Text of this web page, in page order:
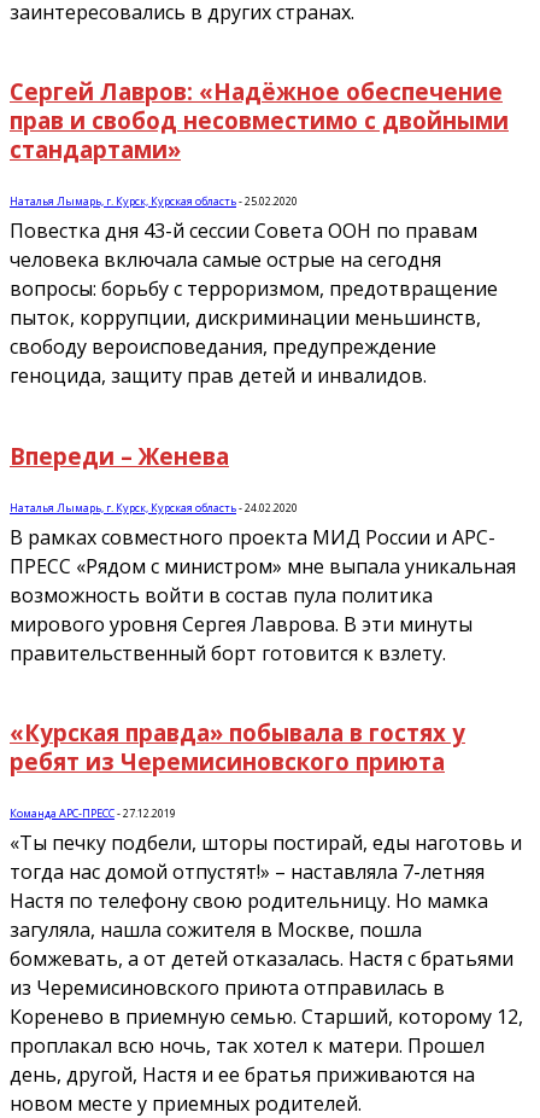
заинтересовались в других странах.
Сергей Лавров: «Надёжное обеспечение
прав и свобод несовместимо с двойными
стандартами»
Наталья Лымарь, г. Курск, Курская область-25.02.2020
Повестка дня 43-й сессии Совета ООН по правам
человека включала самые острые на сегодня
вопросы: борьбу с терроризмом, предотвращение
пыток, коррупции, дискриминации меньшинств,
свободу вероисповедания, предупреждение
геноцида, защиту прав детей и инвалидов.
Впереди – Женева
Наталья Лымарь, г. Курск, Курская область-24.02.2020
В рамках совместного проекта МИД России и АРС-
ПРЕСС «Рядом с министром» мне выпала уникальная
возможность войти в состав пула политика
мирового уровня Сергея Лаврова. В эти минуты
правительственный борт готовится к взлету.
«Курская правда» побывала в гостях у
ребят из Черемисиновского приюта
Команда АРС-ПРЕСС-27.12.2019
«Ты печку подбели, шторы постирай, еды наготовь и
тогда нас домой отпустят!» – наставляла 7-летняя
Настя по телефону свою родительницу. Но мамка
загуляла, нашла сожителя в Москве, пошла
бомжевать, а от детей отказалась. Настя с братьями
из Черемисиновского приюта отправилась в
Коренево в приемную семью. Старший, которому 12,
проплакал всю ночь, так хотел к матери. Прошел
день, другой, Настя и ее братья приживаются на
новом месте у приемных родителей.